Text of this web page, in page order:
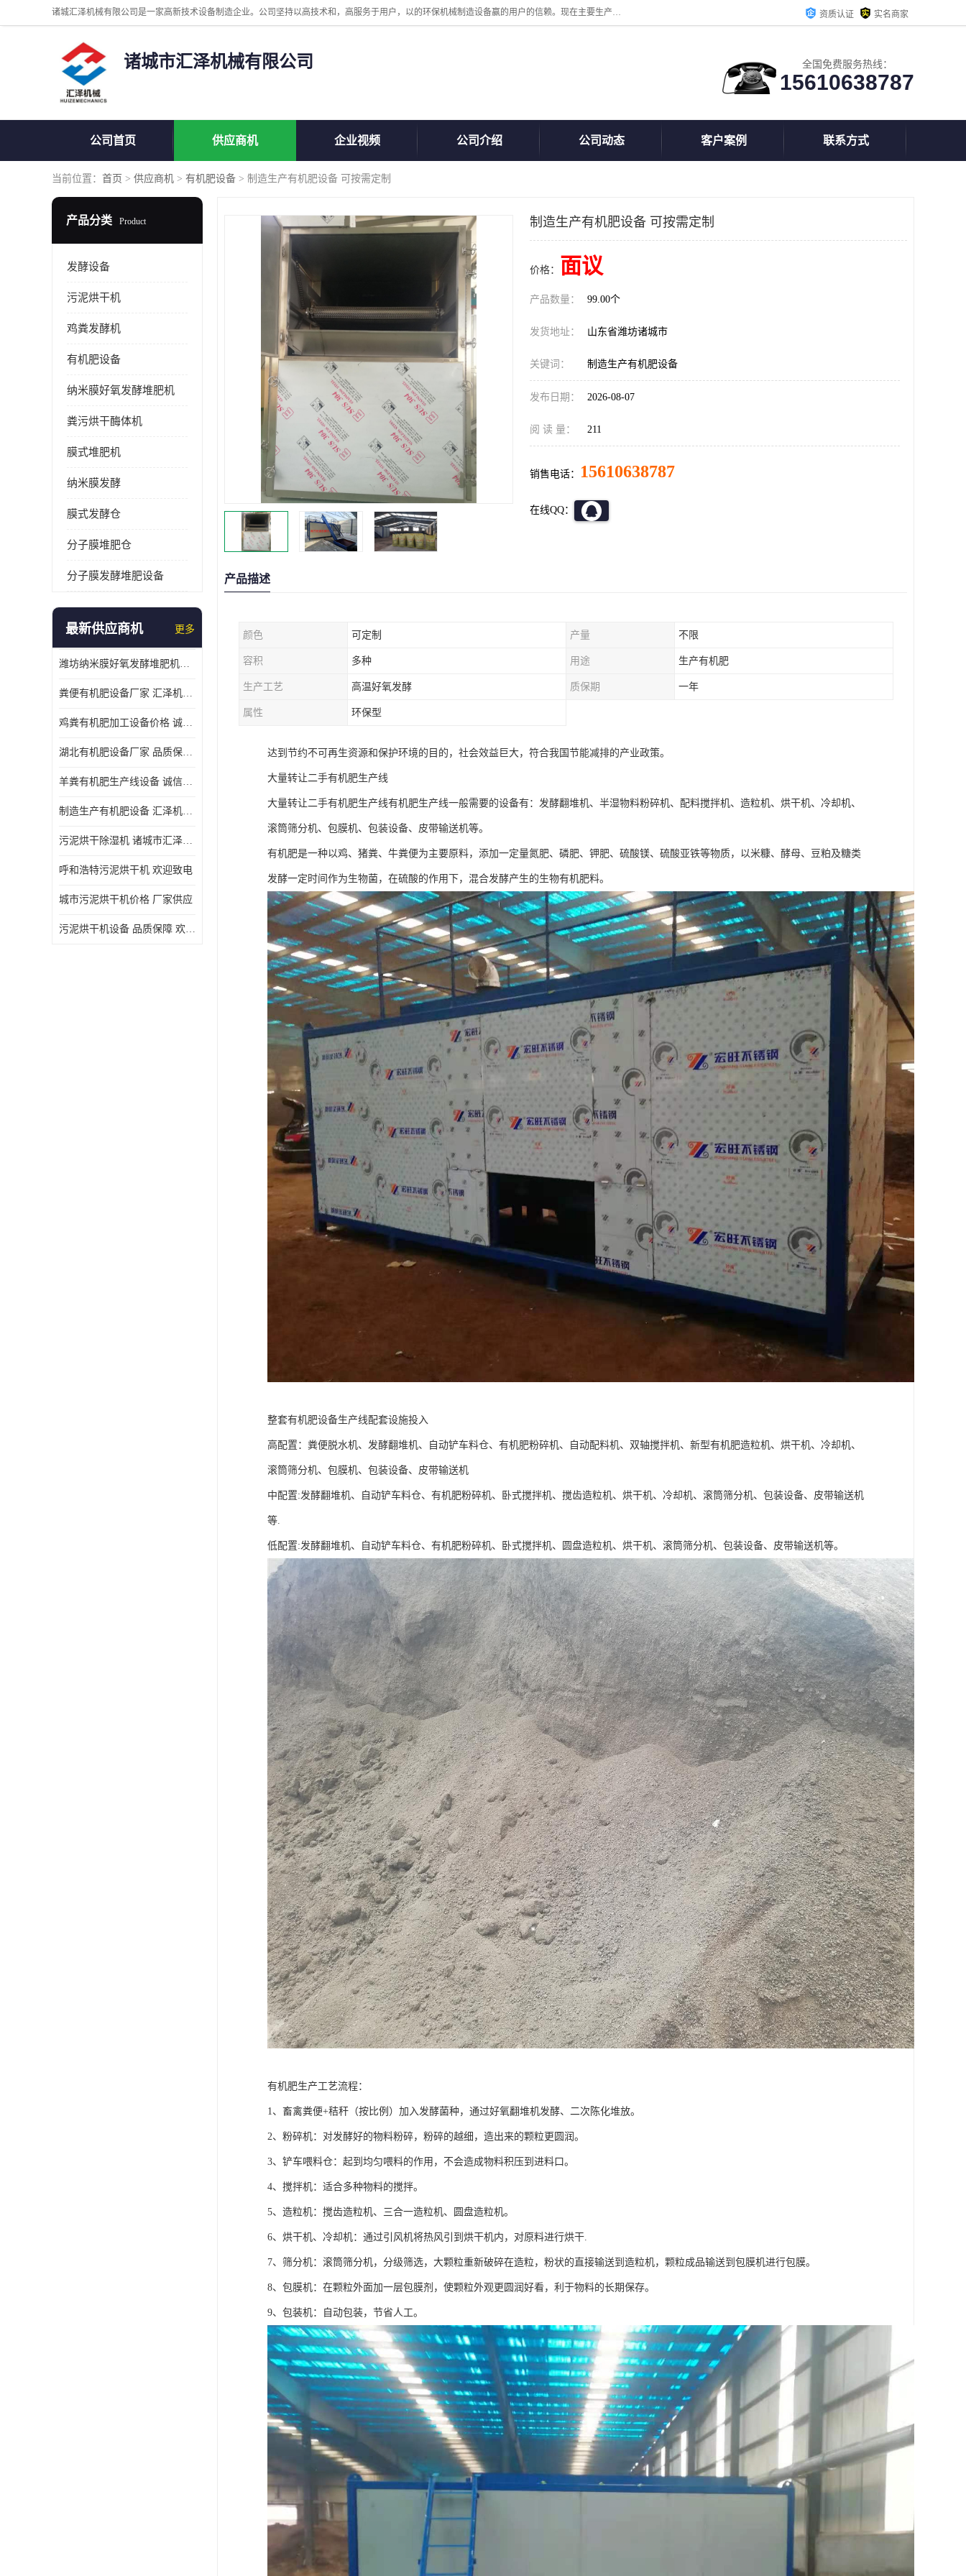
诸城汇泽机械有限公司是一家高新技术设备制造企业。公司坚持以高技术和，高服务于用户，以的环保机械制造设备赢的用户的信赖。现在主要生产死亡畜禽无害化处理和立式和卧式有机肥设备，搅拌机，烘干机，高温发酵机等。污水处理设备，固液分离机。气浮机，化制机等。公司秉承品质，用户至上，科技创新的经营理。 资质认证 实名商家
诸城市汇泽机械有限公司 全国免费服务热线：
15610638787
公司首页 供应商机 企业视频 公司介绍 公司动态 客户案例 联系方式
当前位置： 首页 > 供应商机 > 有机肥设备 > 制造生产有机肥设备 可按需定制
产品分类 Product
发酵设备
污泥烘干机
鸡粪发酵机
有机肥设备
纳米膜好氧发酵堆肥机
粪污烘干酶体机
膜式堆肥机
纳米膜发酵
膜式发酵仓
分子膜堆肥仓
分子膜发酵堆肥设备
最新供应商机 更多
潍坊纳米膜好氧发酵堆肥机定制
粪便有机肥设备厂家 汇泽机械 免费报价
鸡粪有机肥加工设备价格 诚信卖家 致电了解
湖北有机肥设备厂家 品质保障 欢迎咨询
羊粪有机肥生产线设备 诚信卖家 致电了解
制造生产有机肥设备 汇泽机械 免费报价
污泥烘干除湿机 诸城市汇泽机械有限公司
呼和浩特污泥烘干机 欢迎致电
城市污泥烘干机价格 厂家供应
污泥烘干机设备 品质保障 欢迎咨询
制造生产有机肥设备 可按需定制
价格： 面议
产品数量： 99.00个
发货地址： 山东省潍坊诸城市
关键词： 制造生产有机肥设备
发布日期： 2026-08-07
阅 读 量： 211
销售电话： 15610638787
在线QQ：
产品描述
颜色 可定制 产量 不限
容积 多种 用途 生产有机肥
生产工艺 高温好氧发酵 质保期 一年
属性 环保型
达到节约不可再生资源和保护环境的目的，社会效益巨大，符合我国节能减排的产业政策。
大量转让二手有机肥生产线
大量转让二手有机肥生产线有机肥生产线一般需要的设备有：发酵翻堆机、半湿物料粉碎机、配料搅拌机、造粒机、烘干机、冷却机、
滚筒筛分机、包膜机、包装设备、皮带输送机等。
有机肥是一种以鸡、猪粪、牛粪便为主要原料，添加一定量氮肥、磷肥、钾肥、硫酸镁、硫酸亚铁等物质，以米糠、酵母、豆粕及糖类
发酵一定时间作为生物菌，在硫酸的作用下，混合发酵产生的生物有机肥料。
整套有机肥设备生产线配套设施投入
高配置：粪便脱水机、发酵翻堆机、自动铲车料仓、有机肥粉碎机、自动配料机、双轴搅拌机、新型有机肥造粒机、烘干机、冷却机、
滚筒筛分机、包膜机、包装设备、皮带输送机
中配置:发酵翻堆机、自动铲车料仓、有机肥粉碎机、卧式搅拌机、搅齿造粒机、烘干机、冷却机、滚筒筛分机、包装设备、皮带输送机
等.
低配置:发酵翻堆机、自动铲车料仓、有机肥粉碎机、卧式搅拌机、圆盘造粒机、烘干机、滚筒筛分机、包装设备、皮带输送机等。
有机肥生产工艺流程：
1、畜禽粪便+秸秆（按比例）加入发酵菌种，通过好氧翻堆机发酵、二次陈化堆放。
2、粉碎机：对发酵好的物料粉碎，粉碎的越细，造出来的颗粒更圆润。
3、铲车喂料仓：起到均匀喂料的作用，不会造成物料积压到进料口。
4、搅拌机：适合多种物料的搅拌。
5、造粒机：搅齿造粒机、三合一造粒机、圆盘造粒机。
6、烘干机、冷却机：通过引风机将热风引到烘干机内，对原料进行烘干.
7、筛分机：滚筒筛分机，分级筛选，大颗粒重新破碎在造粒，粉状的直接输送到造粒机，颗粒成品输送到包膜机进行包膜。
8、包膜机：在颗粒外面加一层包膜剂，使颗粒外观更圆润好看，利于物料的长期保存。
9、包装机：自动包装，节省人工。